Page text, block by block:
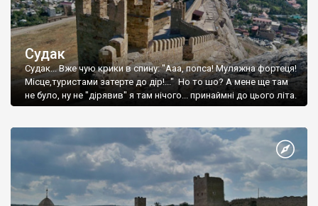
Судак
Судак... Вже чую крики в спину: "Ааа, попса! Муляжна фортеця!
Місце,туристами затерте до дір!..." Но то шо? А мене ще там
не було, ну не "дірявив" я там нічого... принаймні до цього літа.